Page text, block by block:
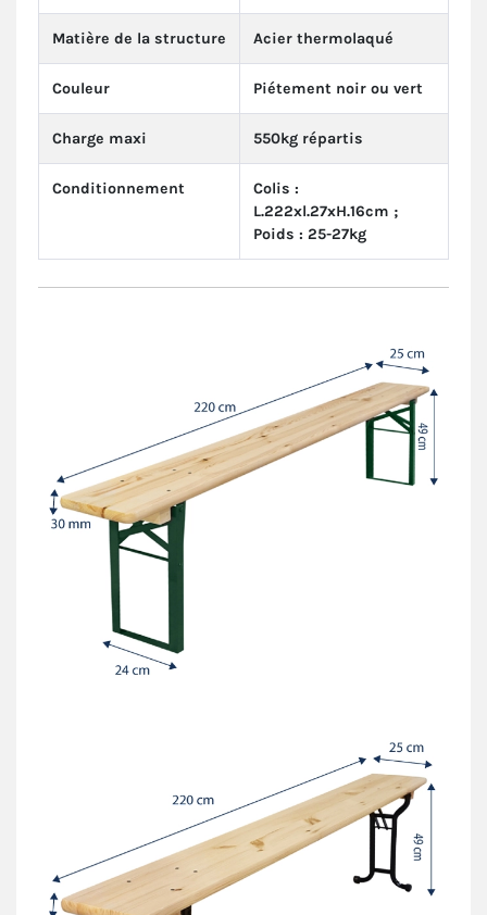
Matière de la structure Acier thermolaqué
Couleur Piétement noir ou vert
Charge maxi 550kg répartis
Conditionnement
Colis :
L.222xl.27xH.16cm ;
Poids : 25-27kg